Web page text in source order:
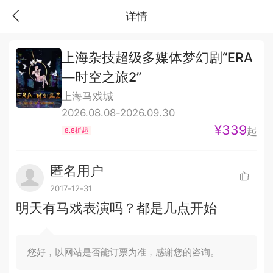
详情
上海杂技超级多媒体梦幻剧“ERA
—时空之旅2”
上海马戏城
2026.08.08-2026.09.30
8.8折起 ¥339起
匿名用户
2017-12-31
明天有马戏表演吗？都是几点开始
您好，以网站是否能订票为准，感谢您的咨询。